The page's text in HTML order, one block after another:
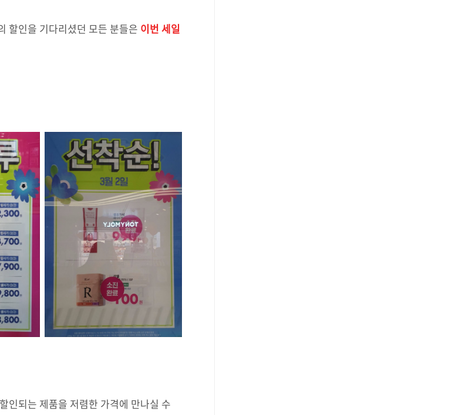
할인을 기다리셨던 모든 분들은 이번 세일
인되는 제품을 저렴한 가격에 만나실 수